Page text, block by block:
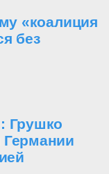
«коалиция
без
Грушко